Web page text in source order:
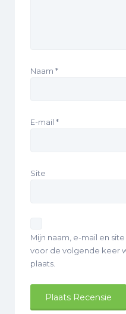
Naam *
E-mail *
Site
Mijn naam, e-mail en
voor de volgende keer
plaats.